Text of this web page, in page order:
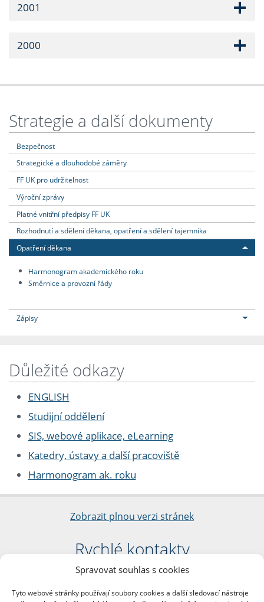
Spravovat souhlas s cookies
Tyto webové stránky používají soubory cookies a další sledovací nástroje
2001
2000
Strategie a další dokumenty
Bezpečnost
Strategické a dlouhodobé záměry
FF UK pro udržitelnost
Výroční zprávy
Platné vnitřní předpisy FF UK
Rozhodnutí a sdělení děkana, opatření a sdělení tajemníka
Opatření děkana
Harmonogram akademického roku
Směrnice a provozní řády
Zápisy
Důležité odkazy
ENGLISH
Studijní oddělení
SIS, webové aplikace, eLearning
Katedry, ústavy a další pracoviště
Harmonogram ak. roku
Zobrazit plnou verzi stránek
Rychlé kontakty
Filozofická fakulta
nám. Jana Palacha 1/2